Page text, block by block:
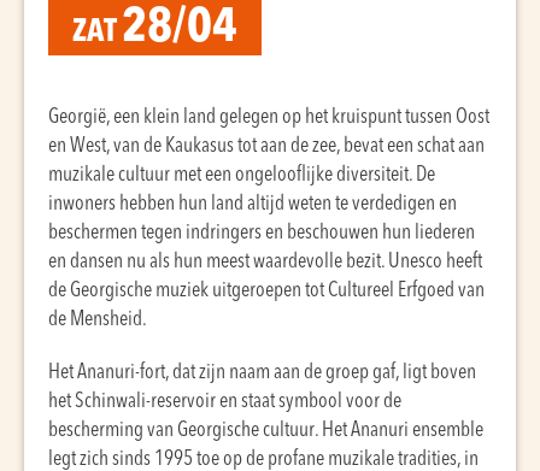
ZAT28/04
Georgië, een klein land gelegen op het kruispunt tussen Oost
en West, van de Kaukasus tot aan de zee, bevat een schat aan
muzikale cultuur met een ongelooflijke diversiteit. De
inwoners hebben hun land altijd weten te verdedigen en
beschermen tegen indringers en beschouwen hun liederen
en dansen nu als hun meest waardevolle bezit. Unesco heeft
de Georgische muziek uitgeroepen tot Cultureel Erfgoed van
de Mensheid.
Het Ananuri-fort, dat zijn naam aan de groep gaf, ligt boven
het Schinwali-reservoir en staat symbool voor de
bescherming van Georgische cultuur. Het Ananuri ensemble
legt zich sinds 1995 toe op de profane muzikale tradities, in